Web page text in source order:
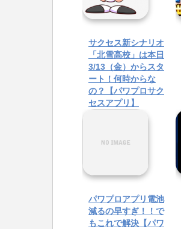
サクセス新シナリオ
「北雪高校」は本日
3/13（金）からスタ
ート！何時からな
の？【パワプロサク
セスアプリ】
パワプロアプリ電池
減るの早すぎ！！で
もこれで解決【パワ